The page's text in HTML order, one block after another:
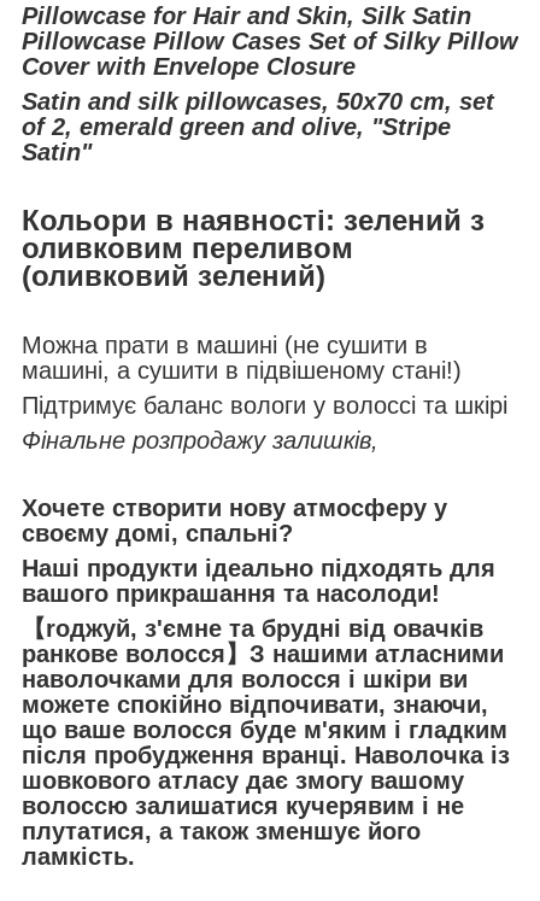
Pillowcase for Hair and Skin, Silk Satin
Pillowcase Pillow Cases Set of Silky Pillow
Cover with Envelope Closure
Satin and silk pillowcases, 50x70 cm, set
of 2, emerald green and olive, "Stripe
Satin"
Кольори в наявності: зелений з
оливковим переливом
(оливковий зелений)
Можна прати в машині (не сушити в
машині, а сушити в підвішеному стані!)
Підтримує баланс вологи у волоссі та шкірі
Фінальне розпродажу залишків,
Хочете створити нову атмосферу у
своєму домі, спальні?
Наші продукти ідеально підходять для
вашого прикрашання та насолоди!
【roджуй, з'ємне та брудні від овачків
ранкове волосся】З нашими атласними
наволочками для волосся і шкіри ви
можете спокійно відпочивати, знаючи,
що ваше волосся буде м'яким і гладким
після пробудження вранці. Наволочка із
шовкового атласу дає змогу вашому
волоссю залишатися кучерявим і не
плутатися, а також зменшує його
ламкість.